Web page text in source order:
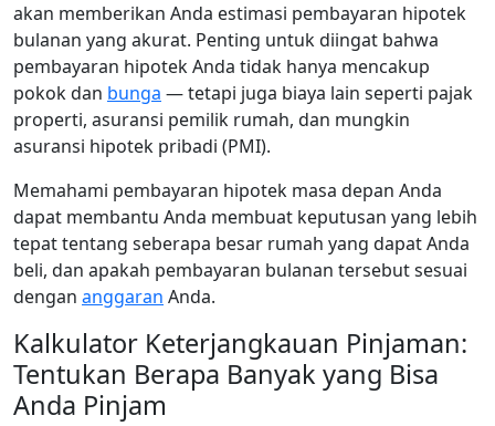
akan memberikan Anda estimasi pembayaran hipotek
bulanan yang akurat. Penting untuk diingat bahwa
pembayaran hipotek Anda tidak hanya mencakup
pokok dan bunga — tetapi juga biaya lain seperti pajak
properti, asuransi pemilik rumah, dan mungkin
asuransi hipotek pribadi (PMI).
Memahami pembayaran hipotek masa depan Anda
dapat membantu Anda membuat keputusan yang lebih
tepat tentang seberapa besar rumah yang dapat Anda
beli, dan apakah pembayaran bulanan tersebut sesuai
dengan anggaran Anda.
Kalkulator Keterjangkauan Pinjaman:
Tentukan Berapa Banyak yang Bisa
Anda Pinjam